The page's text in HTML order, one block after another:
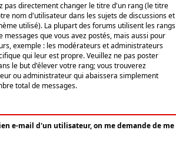
pas directement changer le titre d'un rang (le titre
nom d'utilisateur dans les sujets de discussions et
utilisé). La plupart des forums utilisent les rangs
messages que vous avez postés, mais aussi pour
exemple : les modérateurs et administrateurs
qui leur est propre. Veuillez ne pas poster
le but d'élever votre rang; vous trouverez
ou administrateur qui abaissera simplement
total de messages.
e-mail d'un utilisateur, on me demande de me